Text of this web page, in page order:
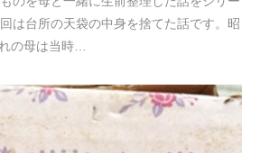
は台所の天袋の中身を捨てた話です。昭
の母は当時…